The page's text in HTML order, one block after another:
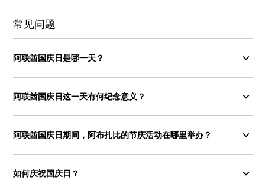
常见问题
阿联酋国庆日是哪一天？
阿联酋国庆日这一天有何纪念意义？
阿联酋国庆日期间，阿布扎比的节庆活动在哪里举办？
如何庆祝国庆日？